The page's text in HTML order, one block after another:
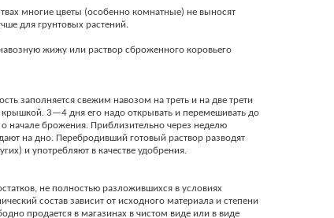
многие цветы (особенно комнатные) не выносят
для грунтовых растений.
жижу или раствор сброженного коровьего
заполняется свежим навозом на треть и на две трети
крышкой. 3—4 дня его надо открывать и перемешивать до
начале брожения. Приблизительно через неделю
на дно. Перебродивший готовый раствор разводят
и употребляют в качестве удобрения.
не полностью разложившихся в условиях
состав зависит от исходного материала и степени
продается в магазинах в чистом виде или в виде